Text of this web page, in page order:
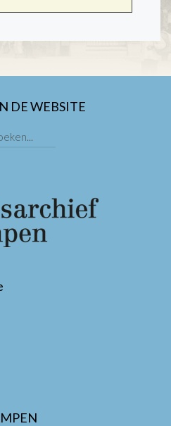
DE WEBSITE